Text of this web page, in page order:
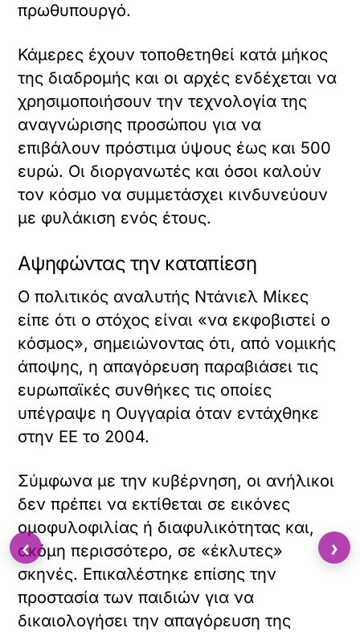
πρωθυπουργό.
Κάμερες έχουν τοποθετηθεί κατά μήκος
της διαδρομής και οι αρχές ενδέχεται να
χρησιμοποιήσουν την τεχνολογία της
αναγνώρισης προσώπου για να
επιβάλουν πρόστιμα ύψους έως και 500
ευρώ. Οι διοργανωτές και όσοι καλούν
τον κόσμο να συμμετάσχει κινδυνεύουν
με φυλάκιση ενός έτους.
Αψηφώντας την καταπίεση
Ο πολιτικός αναλυτής Ντάνιελ Μίκες
είπε ότι ο στόχος είναι «να εκφοβιστεί ο
κόσμος», σημειώνοντας ότι, από νομικής
άποψης, η απαγόρευση παραβιάσει τις
ευρωπαϊκές συνθήκες τις οποίες
υπέγραψε η Ουγγαρία όταν εντάχθηκε
στην ΕΕ το 2004.
Σύμφωνα με την κυβέρνηση, οι ανήλικοι
δεν πρέπει να εκτίθεται σε εικόνες
ομοφυλοφιλίας ή διαφυλικότητας και,
ακόμη περισσότερο, σε «έκλυτες»
σκηνές. Επικαλέστηκε επίσης την
προστασία των παιδιών για να
δικαιολογήσει την απαγόρευση της
‹ ›